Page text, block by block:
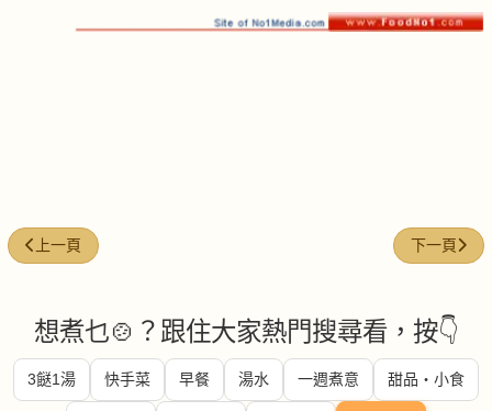
上一篇文章: 蕃茄煎煮黃花魚
上一頁 下一篇文章
下一頁
想煮乜🍲？跟住大家熱門搜尋看，按👇
3餸1湯 快手菜 早餐 湯水 一週煮意 甜品・小食